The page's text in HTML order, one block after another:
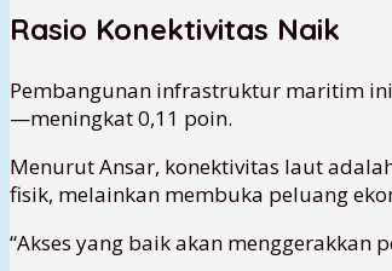
Rasio Konektivitas Naik
Pembangunan infrastruktur maritim
—meningkat 0,11 poin.
Menurut Ansar, konektivitas laut
fisik, melainkan membuka peluang
“Akses yang baik akan